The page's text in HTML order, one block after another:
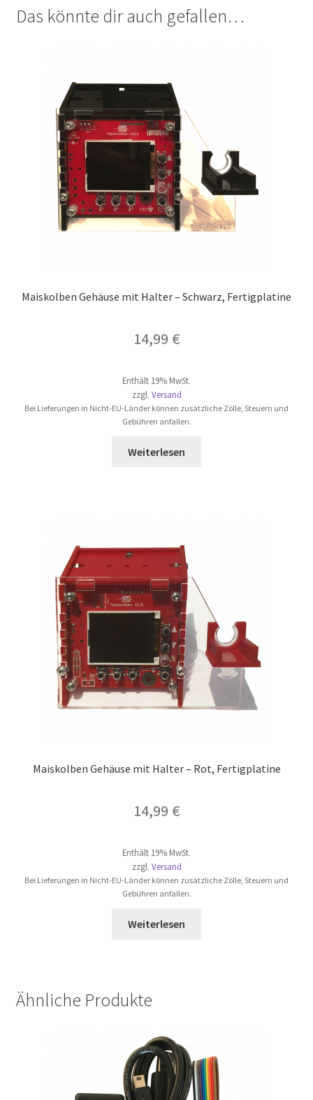
Das könnte dir auch gefallen…
Maiskolben Gehäuse mit Halter – Schwarz, Fertigplatine
14,99 €
Enthält 19% MwSt.
zzgl. Versand
Bei Lieferungen in Nicht-EU-Länder können zusätzliche Zölle, Steuern und
Gebühren anfallen.
Weiterlesen
Maiskolben Gehäuse mit Halter – Rot, Fertigplatine
14,99 €
Enthält 19% MwSt.
zzgl. Versand
Bei Lieferungen in Nicht-EU-Länder können zusätzliche Zölle, Steuern und
Gebühren anfallen.
Weiterlesen
Ähnliche Produkte